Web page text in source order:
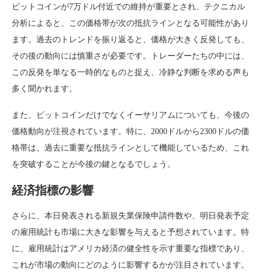
ビットコインが7万ドル付近での維持が重要とされ、テクニカル
分析によると、この価格帯が次の抵抗ラインとなる可能性があり
ます。過去のトレンドを振り返ると、価格が大きく反発しても、
その後の動向には慎重さが必要です。トレーダーたちの中には、
この反発を単なる一時的なものと捉え、冷静な判断を求める声も
多く聞かれます。
また、ビットコインだけでなくイーサリアムについても、今後の
価格動向が注視されています。特に、2000ドルから2300ドルの価
格帯は、過去に重要な抵抗ラインとして機能しているため、これ
を突破することが今後の鍵となるでしょう。
経済指標の影響
さらに、本日発表される新規失業保険申請件数や、明日発表予定
の雇用統計も市場に大きな影響を与えると予想されています。特
に、雇用統計はアメリカ経済の健全性を示す重要な指標であり、
これが市場の動向にどのように影響するかが注目されています。